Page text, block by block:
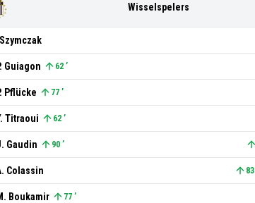
Wisselspelers
Szymczak
Guiagon 62 ’
Pflücke 77 ’
Titraoui 62 ’
Gaudin 90 ’
Colassin 83
Boukamir 77 ’